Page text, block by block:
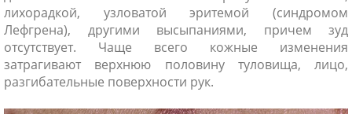
лихорадкой, узловатой эритемой (синдромом
Лефгрена), другими высыпаниями, причем зуд
отсутствует. Чаще всего кожные изменения
затрагивают верхнюю половину туловища, лицо,
разгибательные поверхности рук.